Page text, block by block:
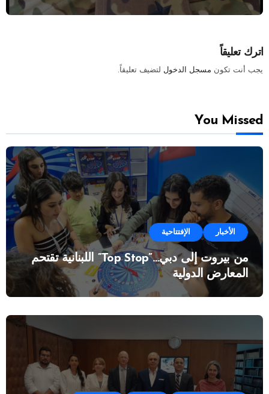
اترك تعليقاً
يجب أنت تكون مسجل الدخول لتضيف تعليقاً.
You Missed
الأخبار الإفتتاحية
من بيروت إلى دبي…”Top Stop” اللبنانية تقتحم
المعارض الدولية